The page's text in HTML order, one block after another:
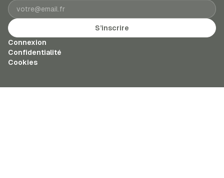
Adresse e-mail
S’inscrire
Connexion
Confidentialité
Cookies